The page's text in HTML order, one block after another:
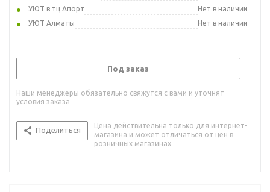
УЮТ в тц Апорт
Нет в наличии
УЮТ Алматы
Нет в наличии
Под заказ
Наши менеджеры обязательно свяжутся с вами и уточнят
условия заказа
Поделиться
Цена действительна только для интернет-
магазина и может отличаться от цен в
розничных магазинах